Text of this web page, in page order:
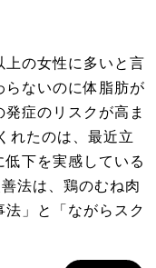
の女性に多いと言
らないのに体脂肪が
症のリスクが高ま
れたのは、最近立
下を実感している
法は、鶏のむね肉
」と「ながらスク